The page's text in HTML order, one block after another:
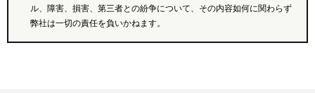
ル、障害、損害、第三者との紛争について、その内容如何に関わらず
弊社は一切の責任を負いかねます。